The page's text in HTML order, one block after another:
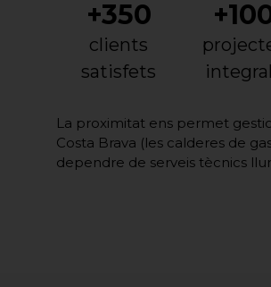
+350
clients
satisfets
La proximitat ens permet
Costa Brava (les calderes de
dependre de serveis tècnics